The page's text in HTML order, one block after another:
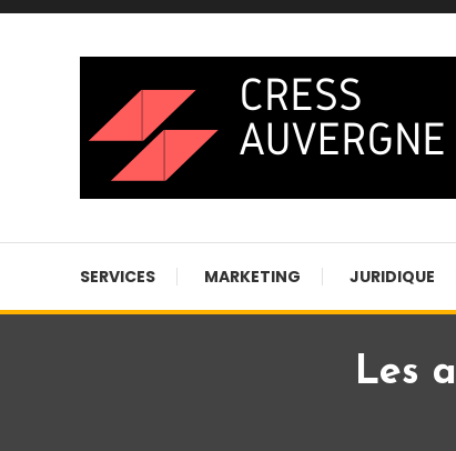
Skip
SERVICES MARKETING JURIDIQUE
Les